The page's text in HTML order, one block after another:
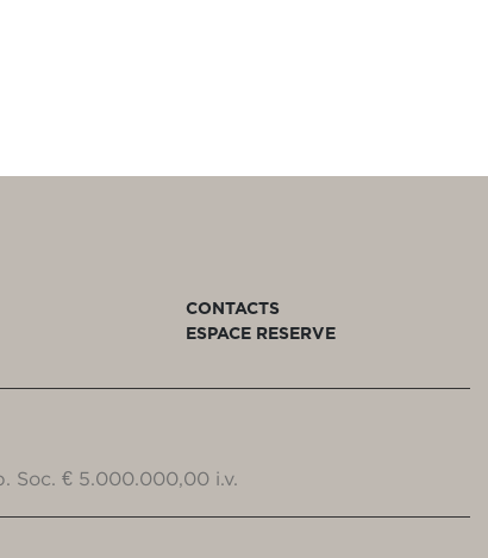
CONTACTS
ESPACE RESERVE
Soc. € 5.000.000,00 i.v.